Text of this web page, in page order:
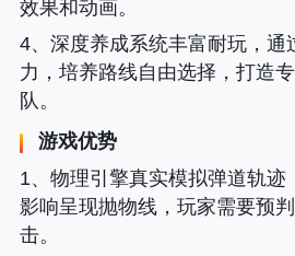
效果和动画。
4、深度养成系统丰富耐玩，通
力，培养路线自由选择，打造
队。
游戏优势
1、物理引擎真实模拟弹道轨迹
影响呈现抛物线，玩家需要预
击。